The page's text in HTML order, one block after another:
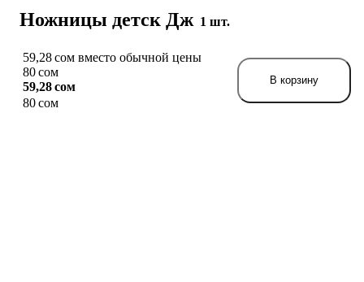
Ножницы детск Дж 1 шт.
59,28 сом вместо обычной цены
80 сом
59,28 сом
80 сом
В корзину